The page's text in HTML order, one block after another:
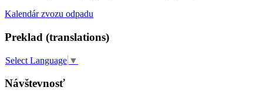
Kalendár zvozu odpadu
Preklad (translations)
Select Language ▼
Návštevnosť